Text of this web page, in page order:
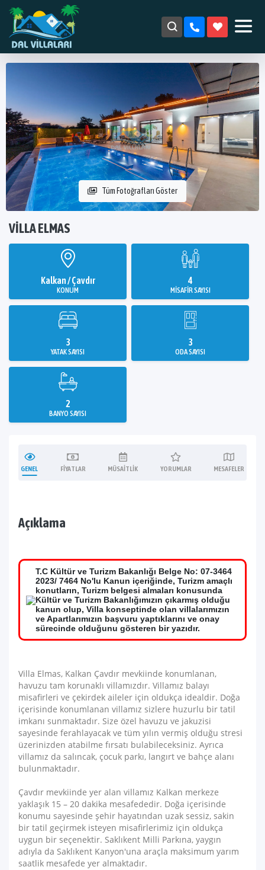
Tüm Fotoğrafları Göster
VILLA ELMAS
Kalkan / Çavdır
KONUM
4
MISAFIR SAYISI
3
YATAK SAYISI
3
ODA SAYISI
2
BANYO SAYISI
GENEL FIYATLAR MÜSAITLIK YORUMLAR MESAFELER
Açıklama
T.C Kültür ve Turizm Bakanlığı Belge No: 07-3464
2023/ 7464 No'lu Kanun içeriğinde, Turizm amaçlı
konutların, Turizm belgesi almaları konusunda
Kültür ve Turizm Bakanlığımızın çıkarmış olduğu
kanun olup, Villa konseptinde olan villalarımızın
ve Apartlarımızın başvuru yaptıklarını ve onay
sürecinde olduğunu gösteren bir yazıdır.
Villa Elmas, Kalkan Çavdır mevkiinde konumlanan,
havuzu tam korunaklı villamızdır. Villamız balayı
misafirleri ve çekirdek aileler için oldukça idealdir. Doğa
içerisinde konumlanan villamız sizlere huzurlu bir tatil
imkanı sunmaktadır. Size özel havuzu ve jakuzisi
sayesinde ferahlayacak ve tüm yılın vermiş olduğu stresi
üzerinizden atabilme fırsatı bulabileceksiniz. Ayrıca
villamız da salıncak, çocuk parkı, langırt ve bahçe alanı
bulunmaktadır.
Çavdır mevkiinde yer alan villamız Kalkan merkeze
yaklaşık 15 – 20 dakika mesafededir. Doğa içerisinde
konumu sayesinde şehir hayatından uzak sessiz, sakin
bir tatil geçirmek isteyen misafirlerimiz için oldukça
uygun bir seçenektir. Saklıkent Milli Parkına, yaygın
adıyla da Saklıkent Kanyon'una araçla maksimum yarım
saatlik mesafede yer almaktadır.